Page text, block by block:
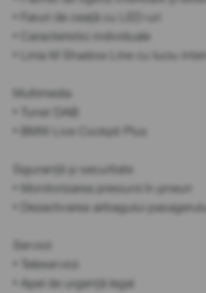
• Faruri de ceață cu LED-uri
• Caracteristici individuale
• Linia M Shadow Line cu luciu
Multimedia
• Tuner DAB
• BMW Live Cockpit Plus
Siguranță și securitate
• Monitorizarea presiunii în pneuri
• Dezactivarea airbagului
Servicii
• Teleservicii
• Apel de urgență legal